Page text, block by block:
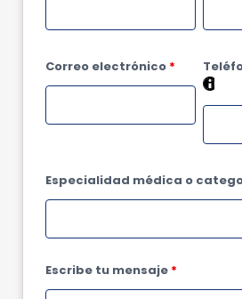
Correo electrónico *
Especialidad médica o
Escribe tu mensaje *